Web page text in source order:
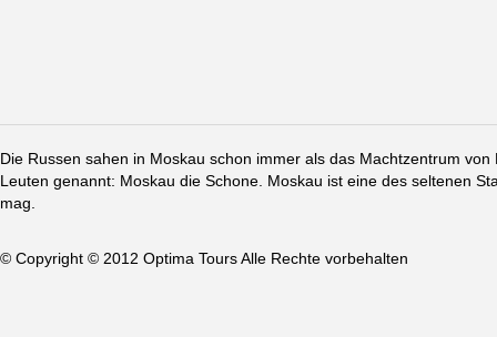
Die Russen sahen in Moskau schon immer als das Machtzentrum
Leuten genannt: Moskau die Schone. Moskau ist eine des seltenen
mag.
© Copyright © 2012 Optima Tours Alle Rechte vorbehalten